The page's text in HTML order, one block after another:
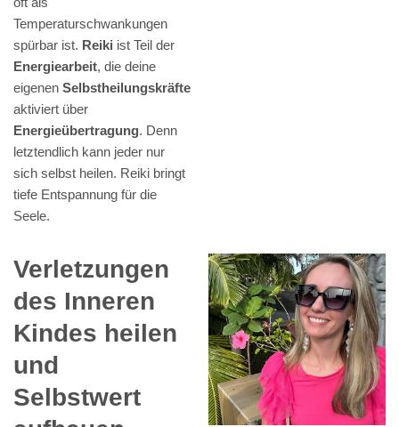
Temperaturschwankungen
spürbar ist. Reiki ist Teil der
Energiearbeit, die deine
eigenen Selbstheilungskräfte
aktiviert über
Energieübertragung. Denn
letztendlich kann jeder nur
sich selbst heilen. Reiki bringt
tiefe Entspannung für die
Seele.
Verletzungen
des Inneren
Kindes heilen
und
Selbstwert